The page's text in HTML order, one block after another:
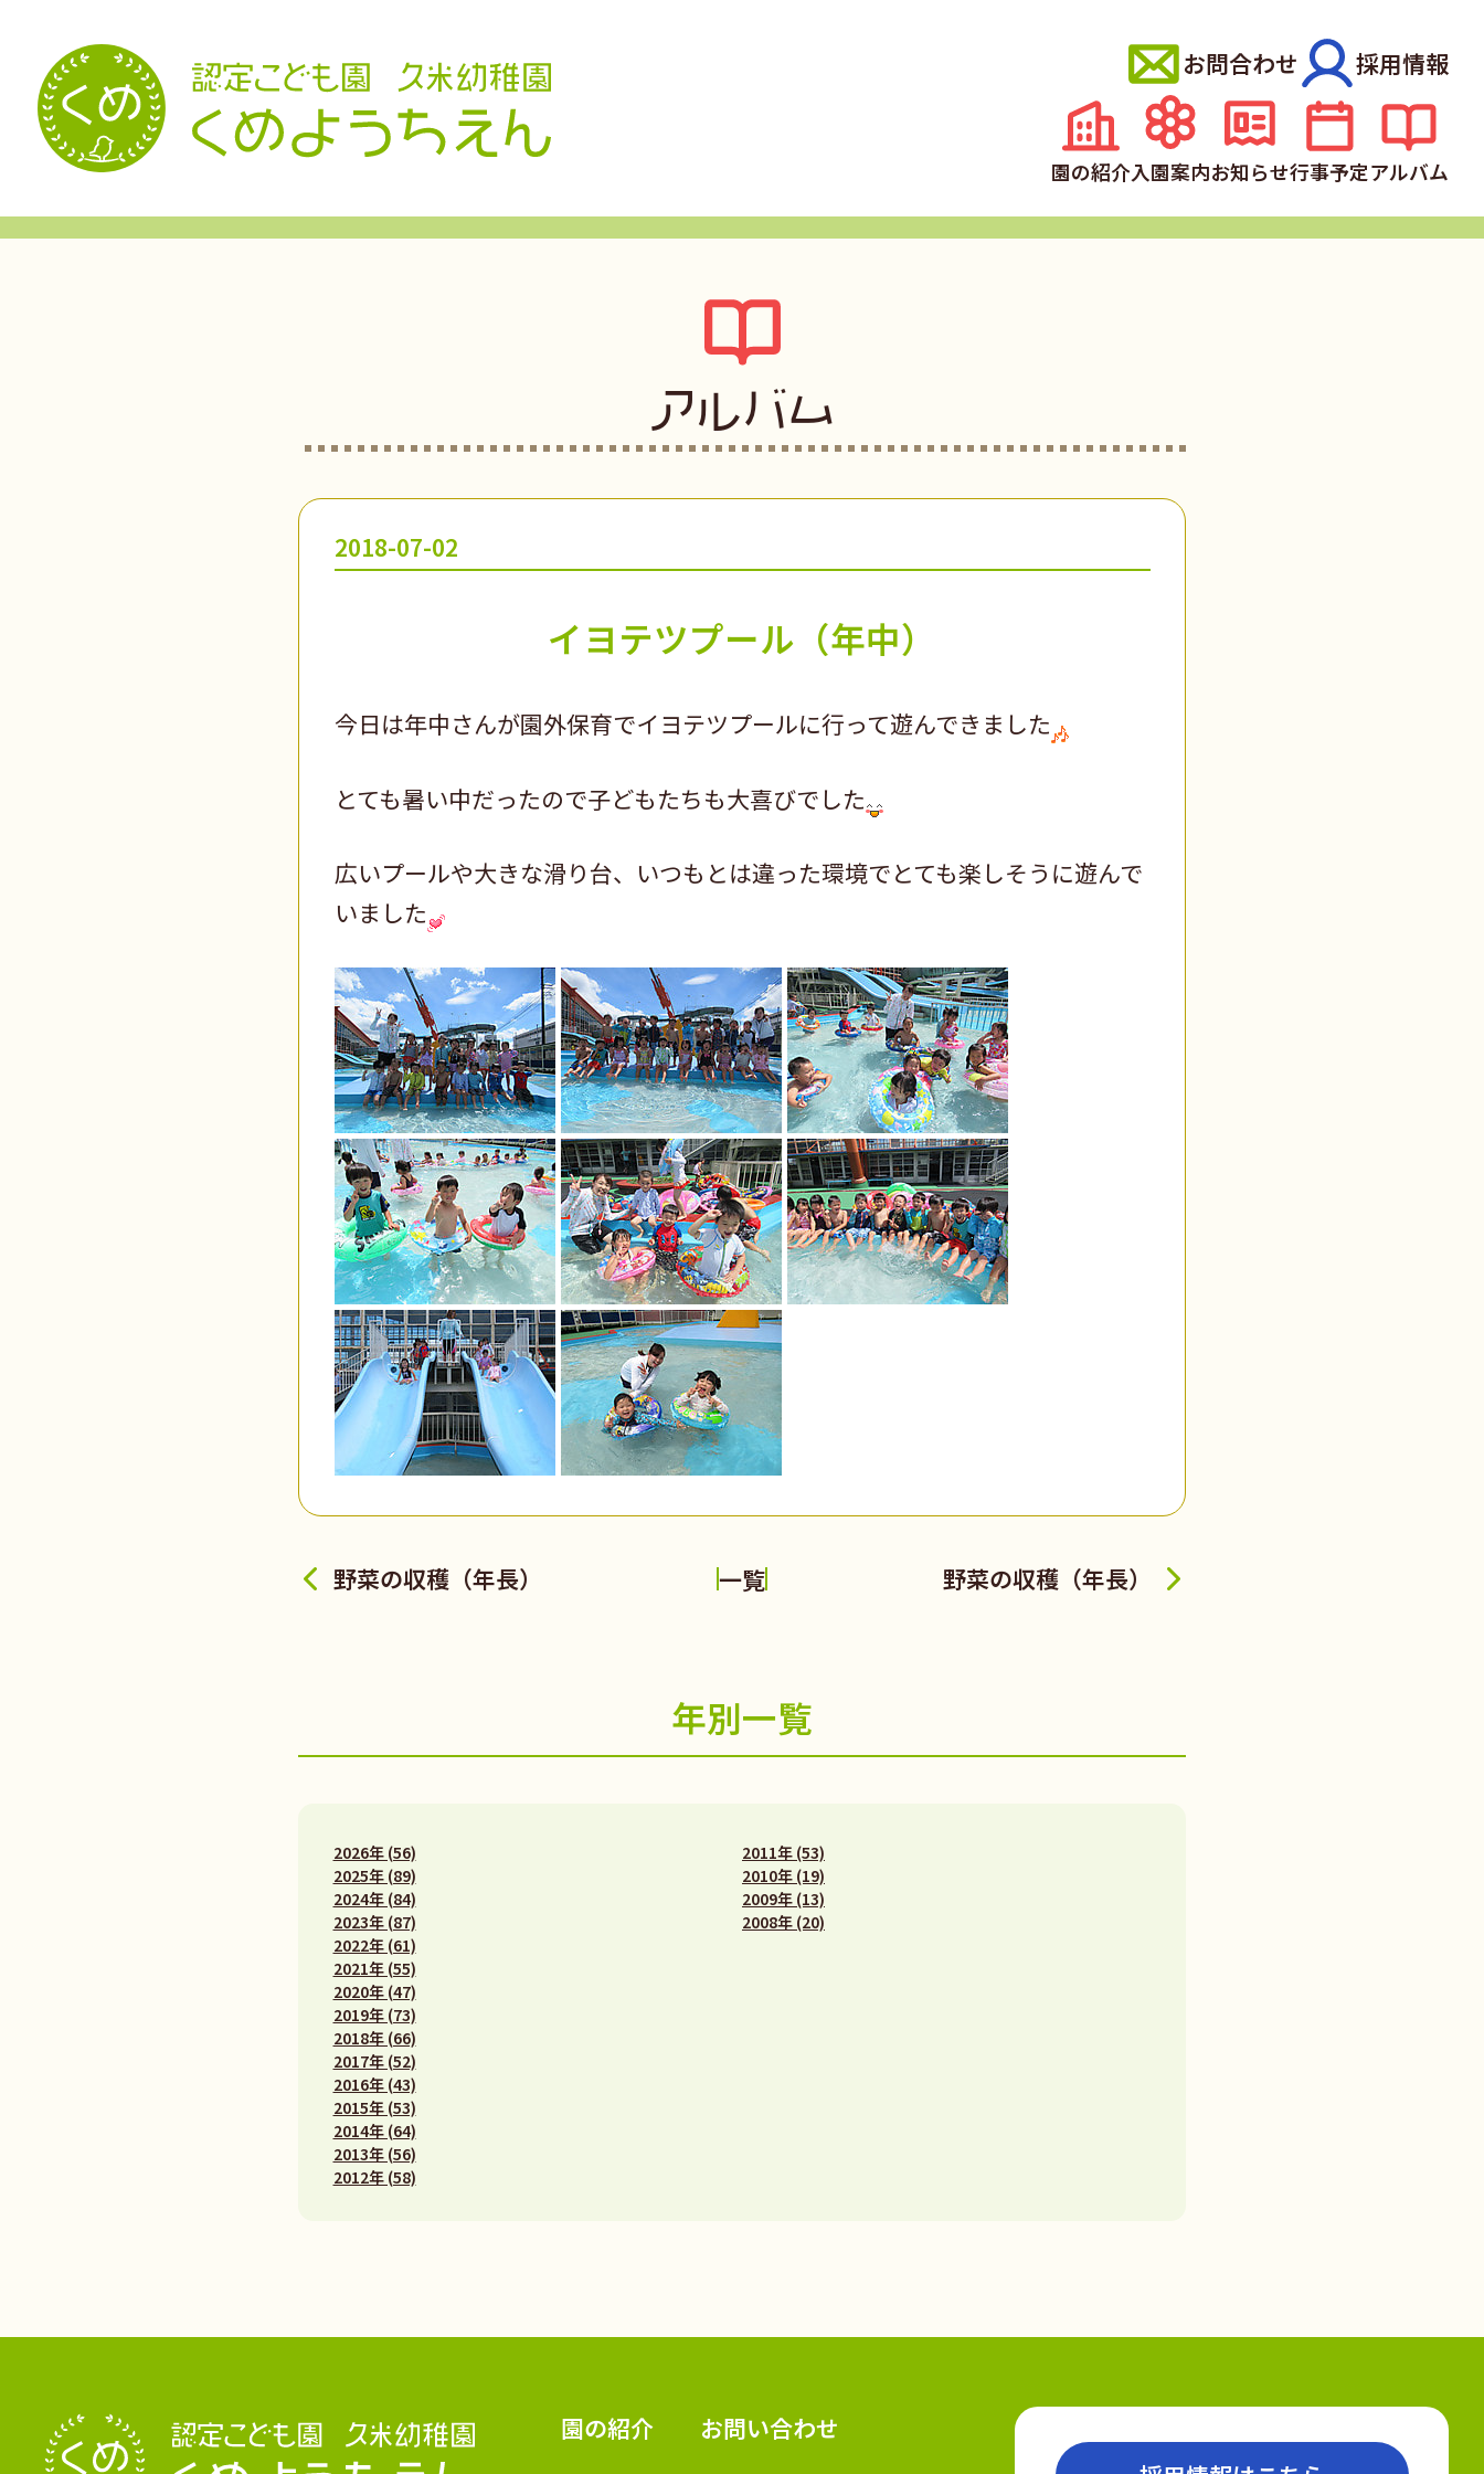
園の紹介入園案内お知らせ行事予定アルバム
お問合わせ 採用情報
アルバム
2018-07-02
イヨテツプール（年中）
今日は年中さんが園外保育でイヨテツプールに行って遊んできました
とても暑い中だったので子どもたちも大喜びでした
広いプールや大きな滑り台、いつもとは違った環境でとても楽しそうに遊んで
いました
野菜の収穫（年長） 一覧 野菜の収穫（年長）
年別一覧
2026年 (56)
2025年 (89)
2024年 (84)
2023年 (87)
2022年 (61)
2021年 (55)
2020年 (47)
2019年 (73)
2018年 (66)
2017年 (52)
2016年 (43)
2015年 (53)
2014年 (64)
2013年 (56)
2012年 (58)
2011年 (53)
2010年 (19)
2009年 (13)
2008年 (20)
認定こども園 学校法人久米幼稚園
園の紹介
お問い合わせ